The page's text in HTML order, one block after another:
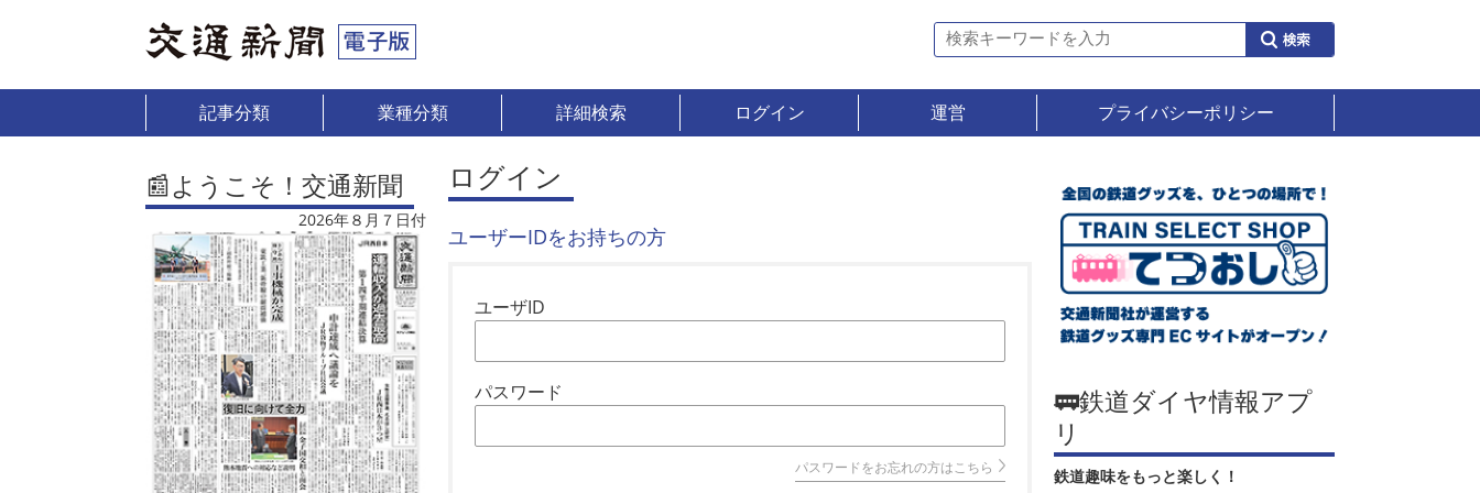
記事分類 業種分類 詳細検索 ログイン 運営 プライバシーポリシー
📰ようこそ！交通新聞
2026年８月７日付
ログイン
ユーザーIDをお持ちの方
ユーザID
パスワード
パスワードをお忘れの方はこちら
🚃鉄道ダイヤ情報アプ
リ
鉄道趣味をもっと楽しく！